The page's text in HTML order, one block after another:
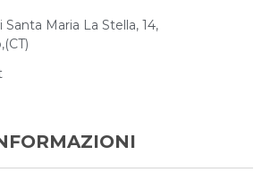
Santa Maria La Stella, 14,